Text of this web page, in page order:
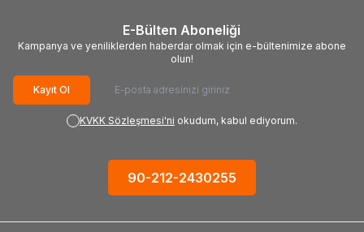
E-Bülten Aboneliği
Kampanya ve yeniliklerden haberdar olmak için e-bültenimize abone
olun!
Kayıt Ol
KVKK Sözleşmesi'ni okudum, kabul ediyorum.
90-212-2430255